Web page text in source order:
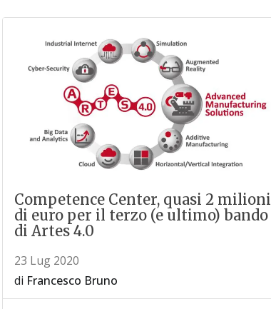
Competence Center, quasi 2 milioni
di euro per il terzo (e ultimo) bando
di Artes 4.0
23 Lug 2020
di Francesco Bruno